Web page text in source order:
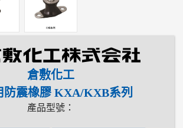
倉敷化工
防震橡膠 KXA/KXB系列
產品型號：